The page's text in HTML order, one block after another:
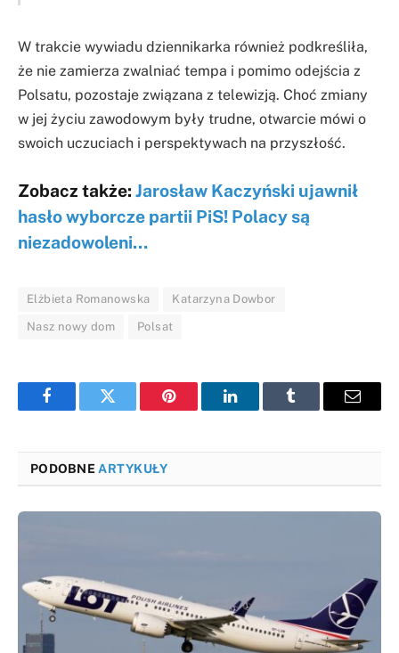
W trakcie wywiadu dziennikarka również podkreśliła,
że nie zamierza zwalniać tempa i pomimo odejścia z
Polsatu, pozostaje związana z telewizją. Choć zmiany
w jej życiu zawodowym były trudne, otwarcie mówi o
swoich uczuciach i perspektywach na przyszłość.
Zobacz także: Jarosław Kaczyński ujawnił
hasło wyborcze partii PiS! Polacy są
niezadowoleni…
Elżbieta Romanowska Katarzyna Dowbor
Nasz nowy dom Polsat
FacebookTwitter Pinterest LinkedInTumblr Email
PODOBNEARTYKUŁY